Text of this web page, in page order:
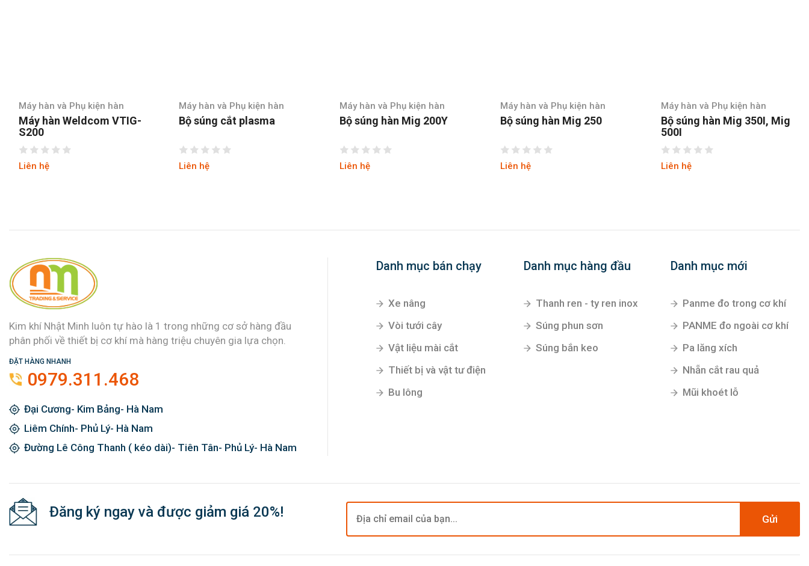
Máy hàn và Phụ kiện hàn
Bộ súng cắt plasma
Liên hệ
Máy hàn và Phụ kiện hàn
Bộ súng hàn Mig 200Y
Liên hệ
Máy hàn và Phụ kiện hàn
Bộ súng hàn Mig 250
Liên hệ
Máy hàn và Phụ kiện hàn
Bộ súng hàn Mig 350I, Mig
Liên hệ
Máy hàn và Phụ kiện hàn
Bộ súng hàn Tig
Liên hệ
Kim khí Nhật Minh luôn tự hào là 1 trong những cơ sở hàng đầu
phân phối về thiết bị cơ khí mà hàng triệu chuyên gia lựa chọn.
ĐẶT HÀNG NHANH
0979.311.468
Đại Cương- Kim Bảng- Hà Nam
Liêm Chính- Phủ Lý- Hà Nam
Đường Lê Công Thanh ( kéo dài)- Tiên Tân- Phủ Lý- Hà Nam
Danh mục bán chạy
Xe nâng
Vòi tưới cây
Vật liệu mài cắt
Thiết bị và vật tư điện
Bu lông
Danh mục hàng đầu
Thanh ren - ty ren inox
Súng phun sơn
Súng bắn keo
Danh mục mới
Panme đo trong cơ khí
PANME đo ngoài cơ khí
Pa lăng xích
Nhẵn cắt rau quả
Mũi khoét lỗ
Đăng ký ngay và được giảm giá 20%! Gửi